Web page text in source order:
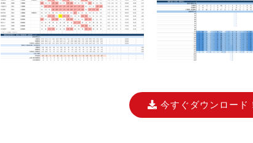
今すぐダウンロード